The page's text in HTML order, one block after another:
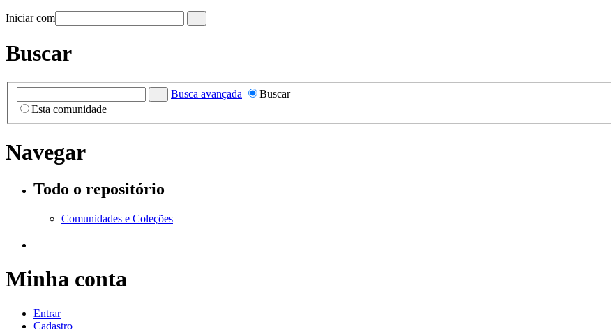
Iniciar com
Buscar
Busca avançada
Buscar
Esta comunidade
Navegar
Todo o repositório
Comunidades e Coleções
Minha conta
Entrar
Cadastro